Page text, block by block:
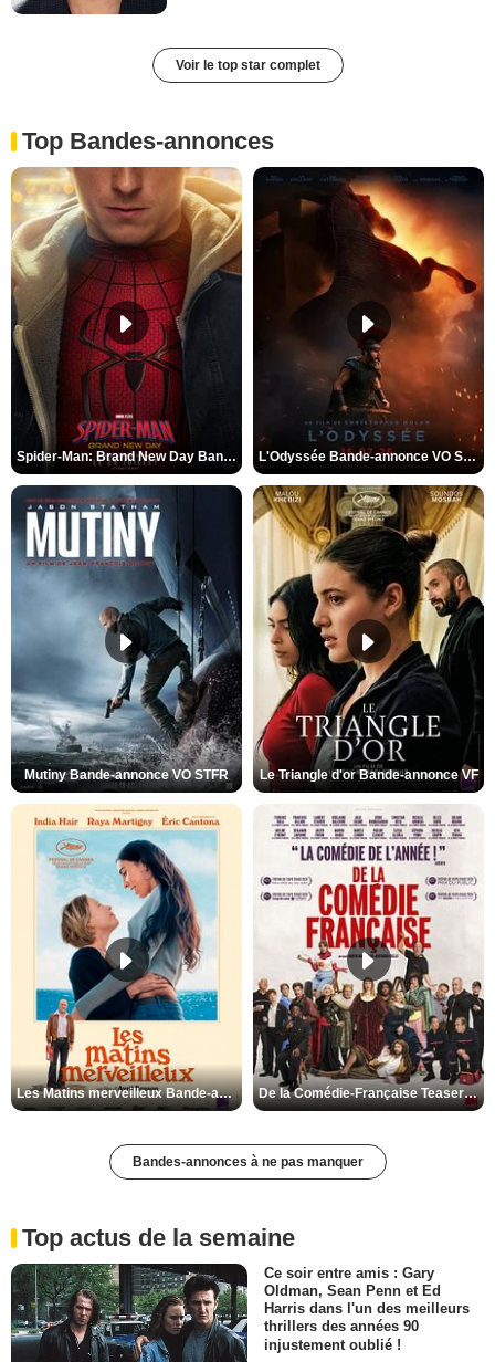
Voir le top star complet
Top Bandes-annonces
Spider-Man: Brand New Day Bande-annonce VO STFR L'Odyssée Bande-annonce VO STFR
Mutiny Bande-annonce VO STFR Le Triangle d'or Bande-annonce VF
Les Matins merveilleux Bande-annonce VF De la Comédie-Française Teaser VF
Bandes-annonces à ne pas manquer
Top actus de la semaine
Ce soir entre amis : Gary
Oldman, Sean Penn et Ed
Harris dans l'un des meilleurs
thrillers des années 90
injustement oublié !